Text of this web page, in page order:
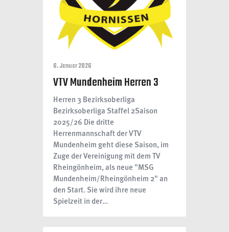
6. Januar 2026
VTV Mundenheim Herren 3
Herren 3 Bezirksoberliga
Bezirksoberliga Staffel 2Saison
2025/26 Die dritte
Herrenmannschaft der VTV
Mundenheim geht diese Saison, im
Zuge der Vereinigung mit dem TV
Rheingönheim, als neue "MSG
Mundenheim/Rheingönheim 2" an
den Start. Sie wird ihre neue
Spielzeit in der…